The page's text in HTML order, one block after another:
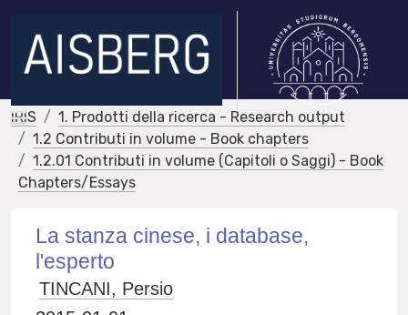
IRIS
1. Prodotti della ricerca - Research output
1.2 Contributi in volume - Book chapters
1.2.01 Contributi in volume (Capitoli o Saggi) - Book
Chapters/Essays
La stanza cinese, i database,
l'esperto
TINCANI, Persio